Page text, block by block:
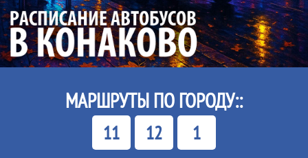
МАРШРУТЫ ПО ГОРОДУ::
11 12 1